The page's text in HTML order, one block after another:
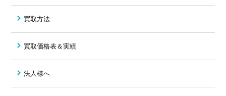
買取方法
買取価格表＆実績
法人様へ